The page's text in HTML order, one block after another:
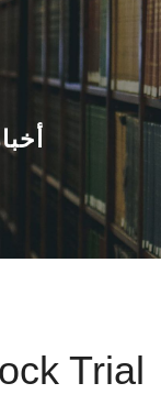
Trial